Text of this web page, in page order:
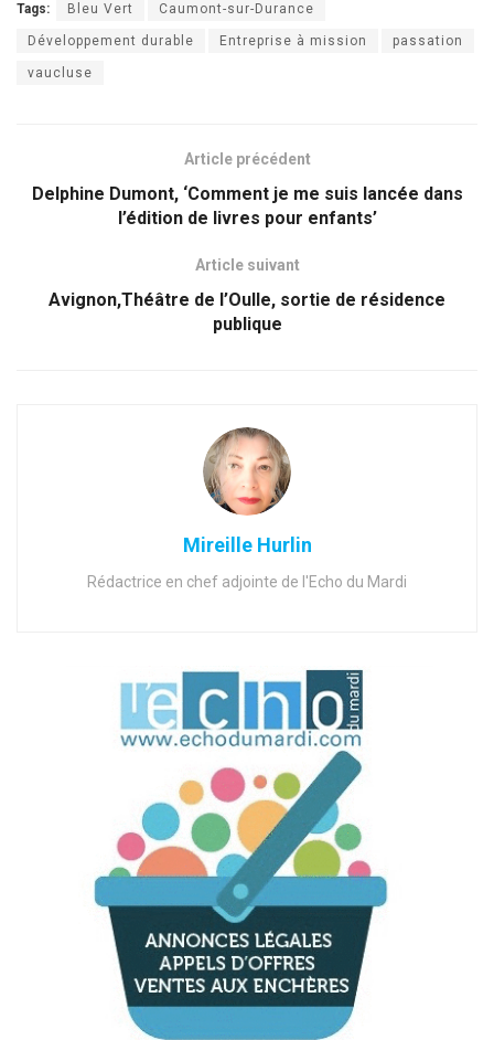
Tags: Bleu Vert Caumont-sur-Durance
Développement durable Entreprise à mission passation
vaucluse
Article précédent
Delphine Dumont, ‘Comment je me suis lancée dans
l’édition de livres pour enfants’
Article suivant
Avignon,Théâtre de l’Oulle, sortie de résidence
publique
Mireille Hurlin
Rédactrice en chef adjointe de l'Echo du Mardi